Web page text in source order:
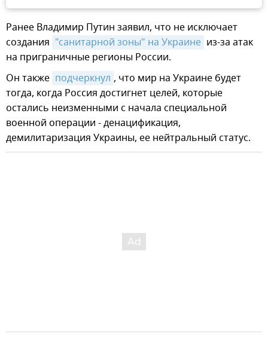
Ранее Владимир Путин заявил, что не исключает
создания "санитарной зоны" на Украине из-за атак
на приграничные регионы России.
Он также подчеркнул , что мир на Украине будет
тогда, когда Россия достигнет целей, которые
остались неизменными с начала специальной
военной операции - денацификация,
демилитаризация Украины, ее нейтральный статус.